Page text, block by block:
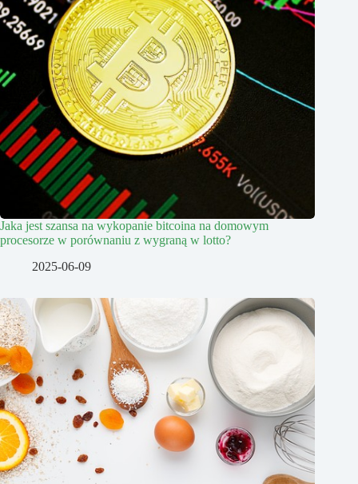
Jaka jest szansa na wykopanie bitcoina na domowym
procesorze w porównaniu z wygraną w lotto?
2025-06-09